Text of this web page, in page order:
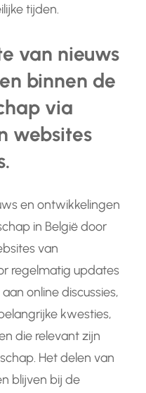
tijden.
van nieuws
binnen de
via
websites
en ontwikkelingen
in België door
van
regelmatig updates
online discussies,
kwesties,
die relevant zijn
Het delen van
blijven bij de